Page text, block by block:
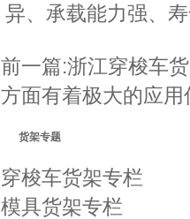
异、承载能力强、
前一篇:浙江穿梭车
方面有着极大的应用
货架专题
穿梭车货架专栏
模具货架专栏